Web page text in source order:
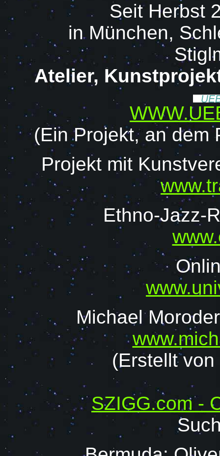
Seit Herbst
in München,
Atelier,
(Ein Projekt, an dem
Projekt mit
Ethno-Jazz-
Michael
(Erstellt
SZIGG.com -